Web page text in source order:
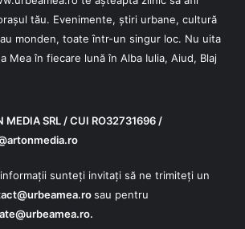
tău. Evenimente, știri urbane, cultură
monden, toate într-un singur loc. Nu uita
Mea în fiecare lună în Alba Iulia, Aiud, Blaj
MEDIA SRL / CUI RO32731696 /
sunteți invitați să ne trimiteți un
sau pentru
.